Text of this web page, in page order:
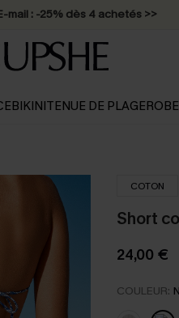
mail : -25% dès 4 achetés >>
BIKINITENUE DE PLAGEROBE
COTON
Short
24,00 €
COULEUR: